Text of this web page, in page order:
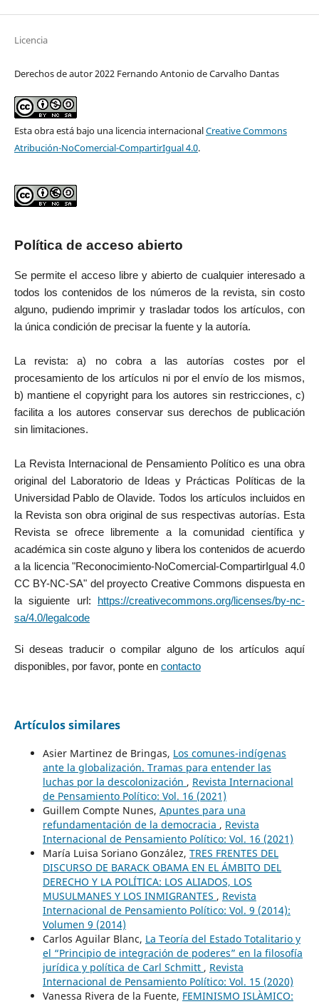
Licencia
Derechos de autor 2022 Fernando Antonio de Carvalho Dantas
Esta obra está bajo una licencia internacionalCreative Commons
Atribución-NoComercial-CompartirIgual 4.0.
Política de acceso abierto
Se permite el acceso libre y abierto de cualquier interesado a
todos los contenidos de los números de la revista, sin costo
alguno, pudiendo imprimir y trasladar todos los artículos, con
la única condición de precisar la fuente y la autoría.
La revista: a) no cobra a las autorías costes por el
procesamiento de los artículos ni por el envío de los mismos,
b) mantiene el copyright para los autores sin restricciones, c)
facilita a los autores conservar sus derechos de publicación
sin limitaciones.
La Revista Internacional de Pensamiento Político es una obra
original del Laboratorio de Ideas y Prácticas Políticas de la
Universidad Pablo de Olavide. Todos los artículos incluidos en
la Revista son obra original de sus respectivas autorías. Esta
Revista se ofrece libremente a la comunidad científica y
académica sin coste alguno y libera los contenidos de acuerdo
a la licencia "Reconocimiento-NoComercial-CompartirIgual 4.0
CC BY-NC-SA" del proyecto Creative Commons dispuesta en
la siguiente url:
https://creativecommons.org/licenses/by-nc-
sa/4.0/legalcode
Si deseas traducir o compilar alguno de los artículos aquí
disponibles, por favor, ponte en contacto
Artículos similares
Asier Martinez de Bringas, Los comunes-indígenas
ante la globalización. Tramas para entender las
luchas por la descolonización , Revista Internacional
de Pensamiento Político: Vol. 16 (2021)
Guillem Compte Nunes, Apuntes para una
refundamentación de la democracia , Revista
Internacional de Pensamiento Político: Vol. 16 (2021)
María Luisa Soriano González, TRES FRENTES DEL
DISCURSO DE BARACK OBAMA EN EL ÁMBITO DEL
DERECHO Y LA POLÍTICA: LOS ALIADOS, LOS
MUSULMANES Y LOS INMIGRANTES , Revista
Internacional de Pensamiento Político: Vol. 9 (2014):
Volumen 9 (2014)
Carlos Aguilar Blanc, La Teoría del Estado Totalitario y
el “Principio de integración de poderes” en la filosofía
jurídica y política de Carl Schmitt , Revista
Internacional de Pensamiento Político: Vol. 15 (2020)
Vanessa Rivera de la Fuente, FEMINISMO ISLÀMICO: